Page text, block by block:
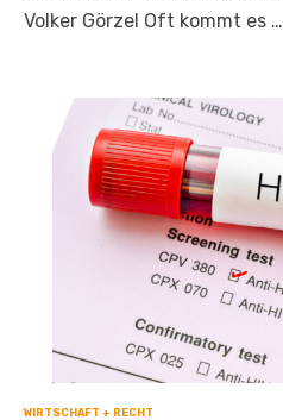
Volker Görzel Oft kommt es …
WIRTSCHAFT + RECHT